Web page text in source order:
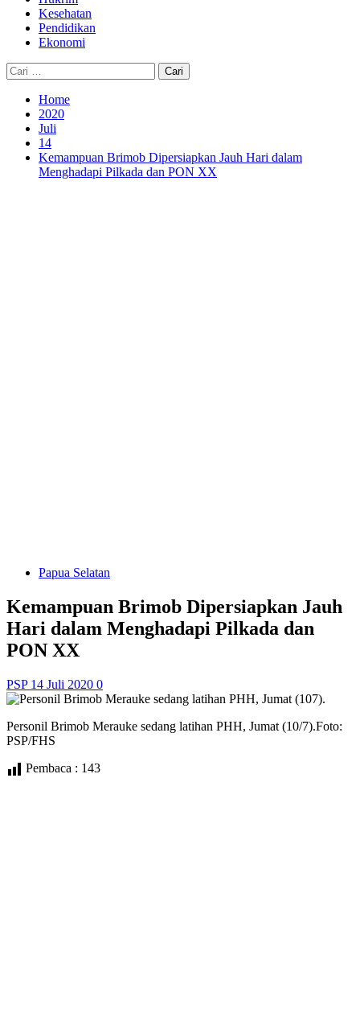
Kesehatan
Pendidikan
Ekonomi
Cari
untuk:
Home
2020
Juli
14
Kemampuan Brimob Dipersiapkan Jauh Hari dalam
Menghadapi Pilkada dan PON XX
Papua Selatan
Kemampuan Brimob Dipersiapkan Jauh
Hari dalam Menghadapi Pilkada dan
PON XX
PSP 14 Juli 2020 0
Personil Brimob Merauke sedang latihan PHH, Jumat (10/7).Foto:
PSP/FHS
Pembaca : 143